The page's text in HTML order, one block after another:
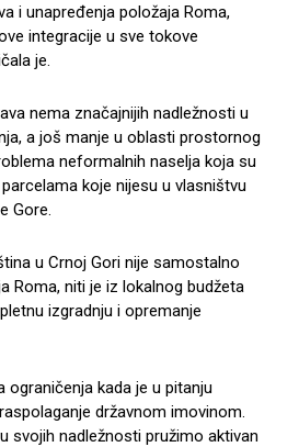
i unapređenja položaja Roma,
integracije u sve tokove
je.
nema značajnijih nadležnosti u
a još manje u oblasti prostornog
neformalnih naselja koja su
koje nijesu u vlasništvu
Gore.
u Crnoj Gori nije samostalno
Roma, niti je iz lokalnog budžeta
izgradnju i opremanje
ograničenja kada je u pitanju
državnom imovinom.
svojih nadležnosti pružimo aktivan